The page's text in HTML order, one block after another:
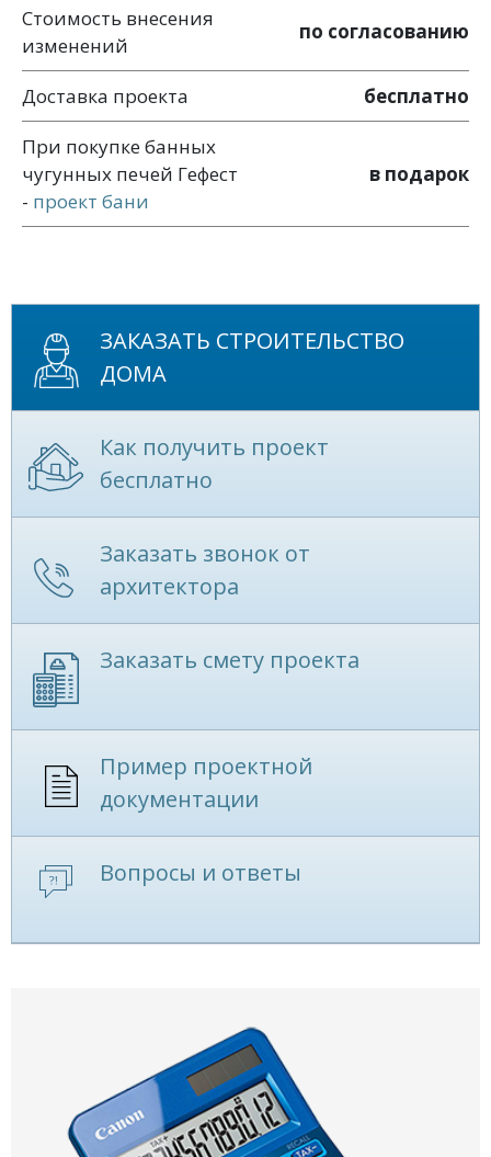
Стоимость внесения
изменений
по согласованию
Доставка проекта
бесплатно
При покупке банных
чугунных печей Гефест
- проект бани
в подарок
ЗАКАЗАТЬ СТРОИТЕЛЬСТВО
ДОМА
Как получить проект
бесплатно
Заказать звонок от
архитектора
Заказать смету проекта
Пример проектной
документации
Вопросы и ответы